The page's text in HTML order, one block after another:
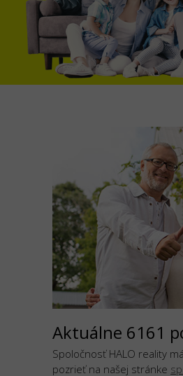
Aktuálne 6161
Spoločnosť HALO reality
pozrieť na našej stránke